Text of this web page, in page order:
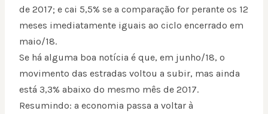
de 2017; e cai 5,5% se a comparação for perante os 12
meses imediatamente iguais ao ciclo encerrado em
maio/18.
Se há alguma boa notícia é que, em junho/18, o
movimento das estradas voltou a subir, mas ainda
está 3,3% abaixo do mesmo mês de 2017.
Resumindo: a economia passa a voltar à